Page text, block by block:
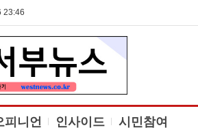
23:46
피니언 인사이드 시민참여